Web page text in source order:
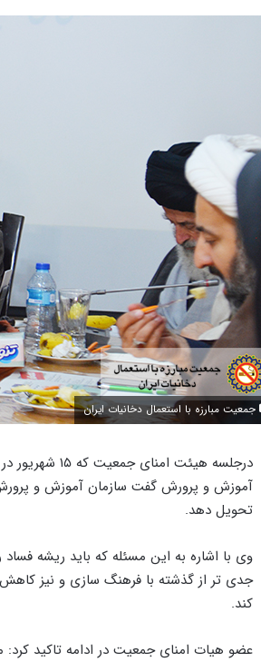
جمعیت مبارزه با استعمال دخانیات ایران
درجلسه هیئت
آموزش و پرورش گفت سازمان آموزش و پرورش
تحویل دهد.
وی با اشاره به این مسئله که باید ریشه
جدی تر از گذشته با فرهنگ سازی و نیز
کند.
عضو هیات امنای جمعیت در ادامه تاکید